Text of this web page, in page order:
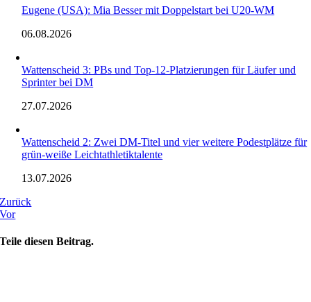
Eugene (USA): Mia Besser mit Doppelstart bei U20-WM
06.08.2026
Wattenscheid 3: PBs und Top-12-Platzierungen für Läufer und
Sprinter bei DM
27.07.2026
Wattenscheid 2: Zwei DM-Titel und vier weitere Podestplätze für
grün-weiße Leichtathletiktalente
13.07.2026
Zurück
Vor
Teile diesen Beitrag.